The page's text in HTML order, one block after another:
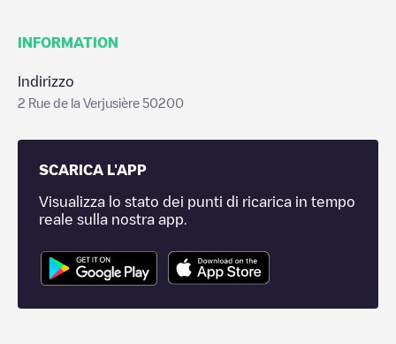
INFORMATION
Indirizzo
2 Rue de la Verjusière 50200
SCARICA L'APP
Visualizza lo stato dei punti di ricarica in tempo
reale sulla nostra app.